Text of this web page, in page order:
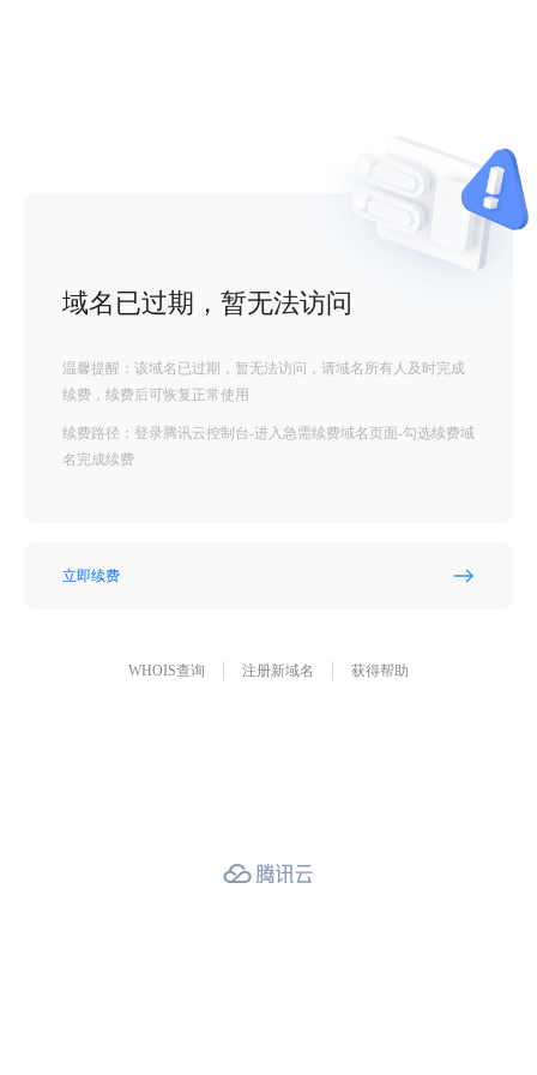
域名已过期，暂无法访问
温馨提醒：该域名已过期，暂无法访问，请域名所有人及时完成
续费，续费后可恢复正常使用
续费路径：登录腾讯云控制台-进入急需续费域名页面-勾选续费域
名完成续费
立即续费
WHOIS查询 注册新域名 获得帮助